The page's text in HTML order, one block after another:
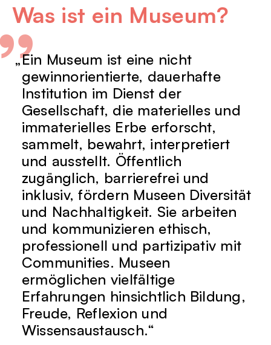
Was ist ein Museum?
Ein Museum ist eine nicht
gewinnorientierte, dauerhafte
Institution im Dienst der
Gesellschaft, die materielles und
immaterielles Erbe erforscht,
sammelt, bewahrt, interpretiert
und ausstellt. Öffentlich
zugänglich, barrierefrei und
inklusiv, fördern Museen Diversität
und Nachhaltigkeit. Sie arbeiten
und kommunizieren ethisch,
professionell und partizipativ mit
Communities. Museen
ermöglichen vielfältige
Erfahrungen hinsichtlich Bildung,
Freude, Reflexion und
Wissensaustausch.